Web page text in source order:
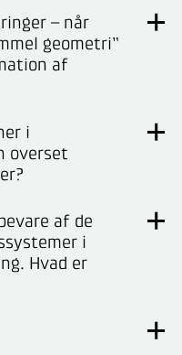
– når
geometri”
af
i
overset
af de
i
Hvad er